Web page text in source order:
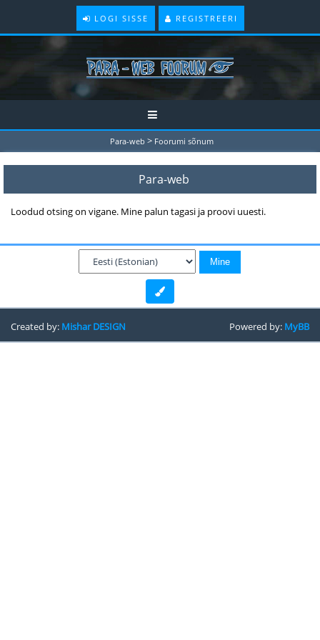
LOGI SISSE REGISTREERI
Para-web > Foorumi sõnum
Para-web
Loodud otsing on vigane. Mine palun tagasi ja proovi uuesti.
Created by: Mishar DESIGN Powered by: MyBB